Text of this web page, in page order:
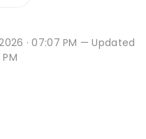
· 07:07 PM — Updated